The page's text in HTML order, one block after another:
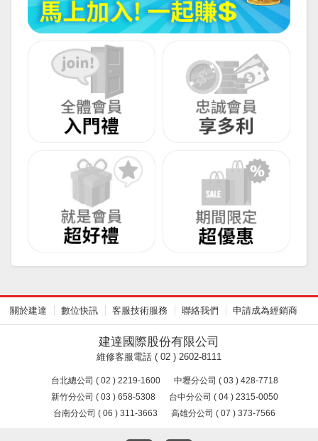
關於建達 數位快訊 客服技術服務 聯絡我們 申請成為經銷商
建達國際股份有限公司
維修客服電話 ( 02 ) 2602-8111
台北總公司 ( 02 ) 2219-1600
中壢分公司 ( 03 ) 428-7718
新竹分公司 ( 03 ) 658-5308
台中分公司 ( 04 ) 2315-0050
台南分公司 ( 06 ) 311-3663
高雄分公司 ( 07 ) 373-7566